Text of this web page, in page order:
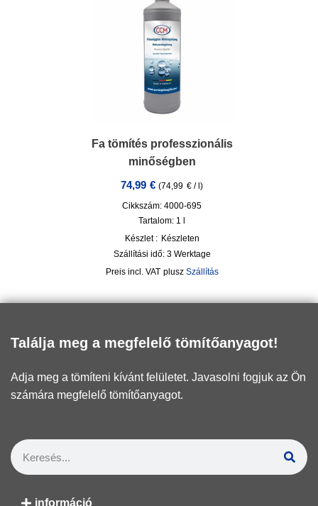
Fa tömítés professzionális
minőségben
74,99 € (74,99 € /l)
Cikkszám: 4000-695
Tartalom: 1
Készlet : Készleten
Szállítási idő: 3 Werktage
incl. VAT plusz Szállítás
Találja meg a megfelelő tömítőanyagot!
Adja meg a tömíteni kívánt felületet. Javasolni fogjuk az Ön
számára megfelelő tömítőanyagot.
információ